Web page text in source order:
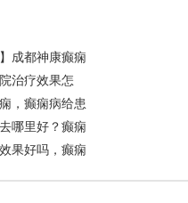
成都神康癫痫
治疗效果怎
，癫痫病给患
哪里好？癫痫
果好吗，癫痫